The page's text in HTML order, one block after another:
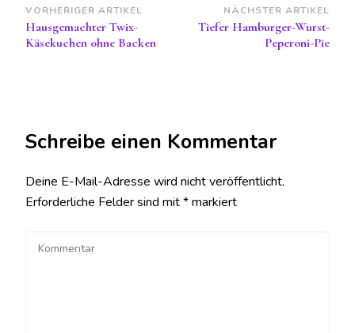
Beitragsnavigation
VORHERIGER ARTIKEL
Hausgemachter Twix-
Käsekuchen ohne Backen
NÄCHSTER ARTIKEL
Tiefer Hamburger-Wurst-
Peperoni-Pie
Schreibe einen Kommentar
Deine E-Mail-Adresse wird nicht veröffentlicht.
Erforderliche Felder sind mit*markiert